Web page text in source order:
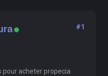
#1
pour acheter propecia